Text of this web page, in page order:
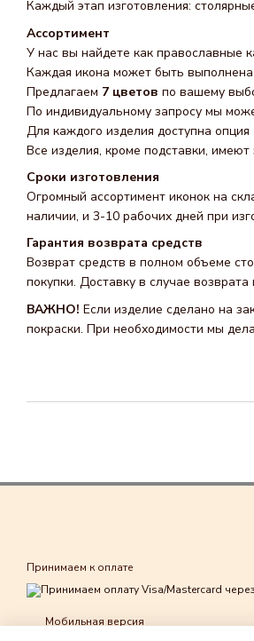
Каждый этап изготовления:
Ассортимент
У нас вы найдете как православные
Каждая икона может быть
Предлагаем 7 цветов по вашему
По индивидуальному запросу мы
Для каждого изделия доступна опция
Все изделия, кроме подставки,
Сроки изготовления
Огромный ассортимент иконок на
наличии, и 3-10 рабочих дней при
Гарантия возврата средств
Возврат средств в полном объеме
покупки. Доставку в случае
ВАЖНО! Если изделие сделано на
покраски. При необходимости мы
Принимаем к оплате
Мобильная версия